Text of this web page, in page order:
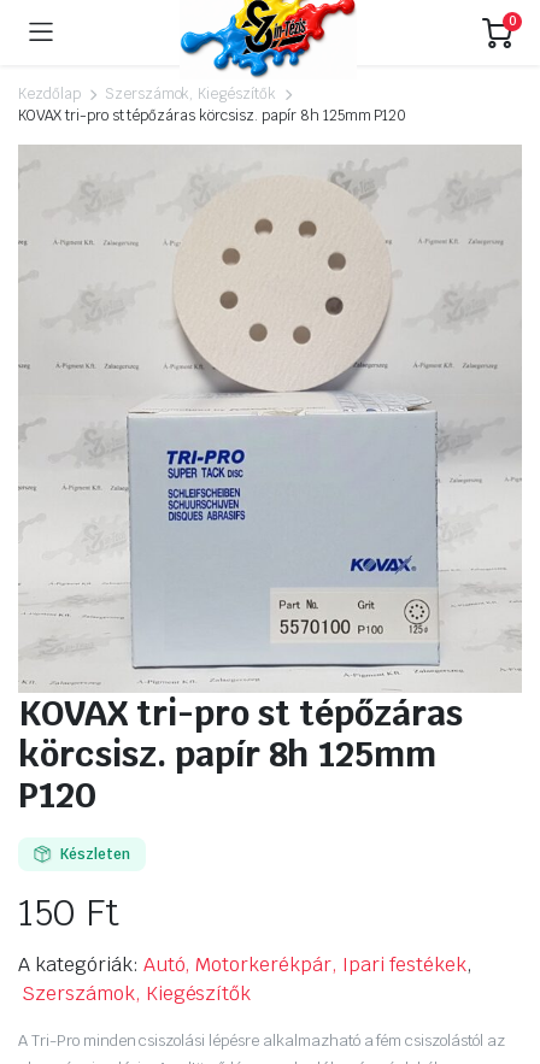
0
Kezdőlap
Szerszámok, Kiegészítők
KOVAX tri-pro st tépőzáras körcsisz. papír 8h 125mm P120
KOVAX tri-pro st tépőzáras
körcsisz. papír 8h 125mm
P120
Készleten
150 Ft
A kategóriák: Autó, Motorkerékpár, Ipari festékek,
Szerszámok, Kiegészítők
A Tri-Pro minden csiszolási lépésre alkalmazható a fém csiszolástól az